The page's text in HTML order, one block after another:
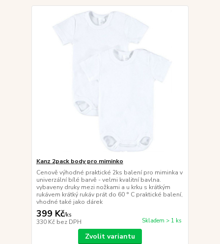
Kanz 2pack body pro miminko
Cenově výhodné praktické 2ks balení pro miminka v
univerzální bílé barvě - velmi kvalitní bavlna.
vybaveny druky mezi nožkami a u krku s krátkým
rukávem krátký rukáv prát do 60 ° C praktické balení,
vhodné také jako dárek
399 Kč/ks
330 Kč bez DPH Skladem > 1 ks
Zvolit variantu